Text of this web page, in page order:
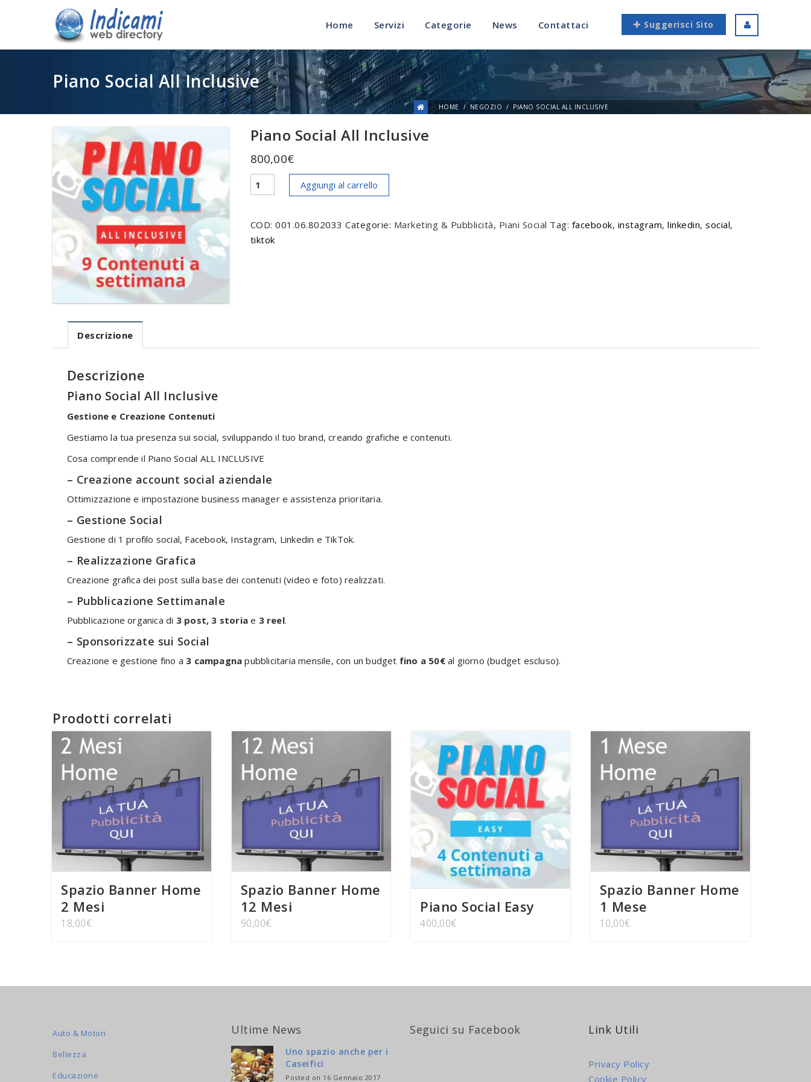
Home Servizi Categorie News Contattaci Suggerisci Sito
Piano Social All Inclusive
HOME NEGOZIO PIANO SOCIAL ALL INCLUSIVE
Piano Social All Inclusive
800,00€
Piano
Social
Inclusive
quantità
Aggiungi al carrello
COD:001.06.802033 Categorie: Marketing & Pubblicità, Piani Social Tag: facebook, instagram,linkedin,social,
tiktok
Descrizione
Descrizione
Piano Social All Inclusive
Gestione e Creazione Contenuti
Gestiamo la tua presenza sui social, sviluppando il tuo brand, creando grafiche e contenuti.
Cosa comprende il Piano Social ALL INCLUSIVE
– Creazione account social aziendale
Ottimizzazione e impostazione business manager e assistenza prioritaria.
– Gestione Social
Gestione di 1 profilo social, Facebook, Instagram, Linkedin e TikTok.
– Realizzazione Grafica
Creazione grafica dei post sulla base dei contenuti (video e foto) realizzati.
– Pubblicazione Settimanale
Pubblicazione organica di 3 post, 3 storiae 3 reel.
– Sponsorizzate sui Social
Creazione e gestione fino a 3 campagna pubblicitaria mensile, con un budget fino a 50€al giorno (budget escluso).
Prodotti correlati
Spazio Banner Home
2 Mesi
18,00€
Spazio Banner Home
12 Mesi
90,00€
Piano Social Easy
400,00€
Spazio Banner Home
1 Mese
10,00€
Auto & Motori
Bellezza
Educazione
Ultime News
Uno spazio anche per i
Caseifici
Posted on 16 Gennaio 2017
Seguici su Facebook Link Utili
Privacy Policy
Cookie Policy